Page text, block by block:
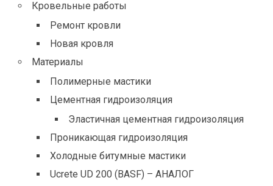
Кровельные работы
Ремонт кровли
Новая кровля
Материалы
Полимерные мастики
Цементная гидроизоляция
Эластичная цементная гидроизоляция
Проникающая гидроизоляция
Холодные битумные мастики
Ucrete UD 200 (BASF) – АНАЛОГ